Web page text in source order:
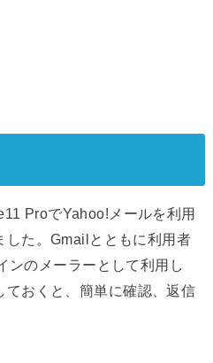
ProでYahoo!メールを利用
した。Gmailとともに利用者
ンのメーラーとして利用し
ておくと、簡単に確認、返信